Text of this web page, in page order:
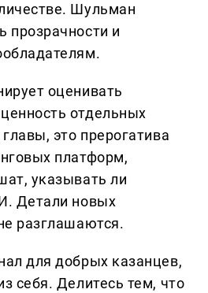
Шульман
прозрачности и
оценивать
отдельных
это прерогатива
платформ,
указывать ли
Детали новых
разглашаются.
для добрых казанцев,
себя. Делитеcь тем, что